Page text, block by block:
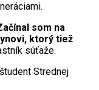
som na
ktorý tiež
súťaže.
Strednej